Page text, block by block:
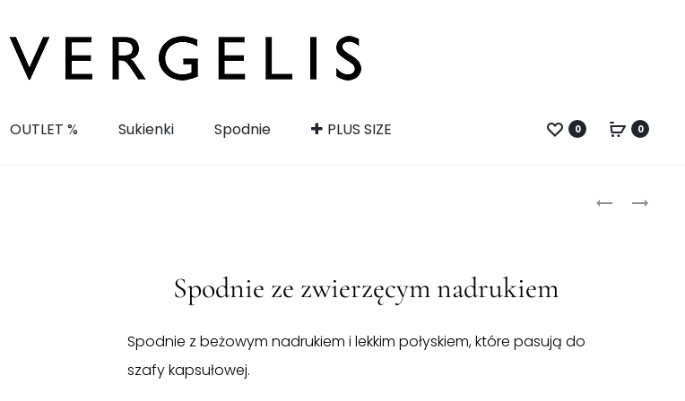
OUTLET % Sukienki Spodnie PLUS SIZE 0 0
Spodnie ze zwierzęcym nadrukiem
Spodnie z beżowym nadrukiem i lekkim połyskiem, które pasują do
szafy kapsułowej.